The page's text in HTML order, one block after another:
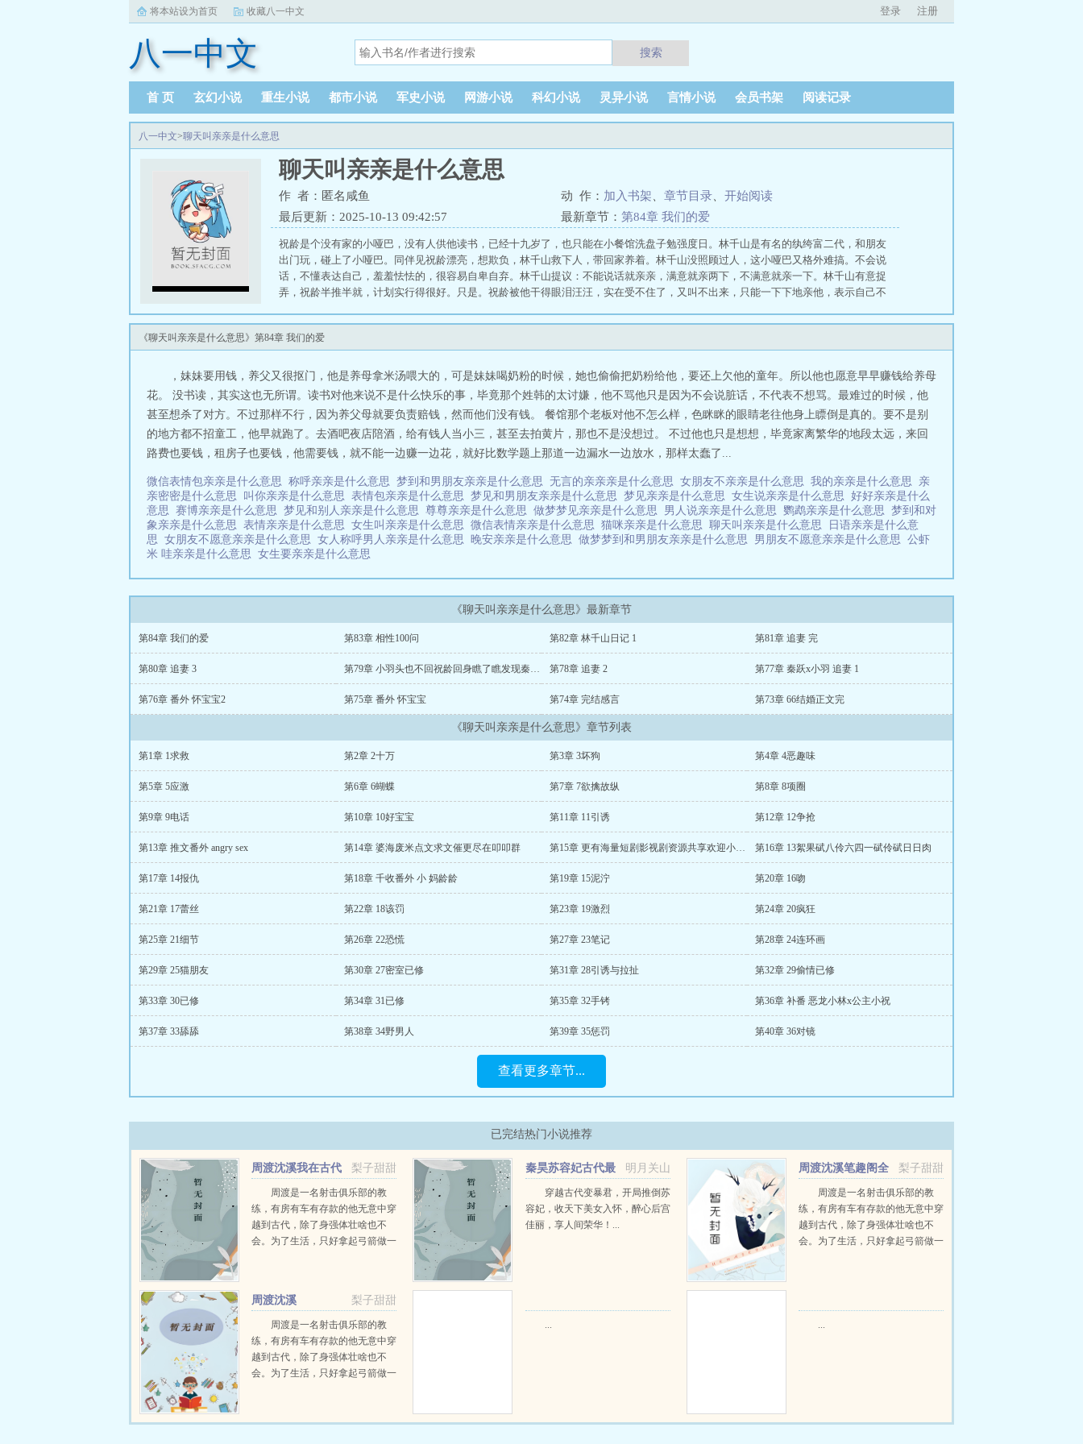
将本站设为首页 收藏八一中文 登录 注册
八一中文 搜索
首 页 玄幻小说 重生小说 都市小说 军史小说 网游小说 科幻小说 灵异小说 言情小说 会员书架 阅读记录
八一中文>聊天叫亲亲是什么意思
聊天叫亲亲是什么意思
作 者：匿名咸鱼 动 作： 加入书架 章节目录
开始阅读
最后更新：2025-10-13 09:42:57
最新章节： 第84章 我们的爱
祝龄是个没有家的小哑巴，没有人供他读书，已经十九岁了，也只能在小餐馆洗盘子勉强度日。林千山是有名的纨绔富二代，和朋友
出门玩，碰上了小哑巴。同伴见祝龄漂亮，想欺负，林千山救下人，带回家养着。林千山没照顾过人，这小哑巴又格外难搞。不会说
话，不懂表达自己，羞羞怯怯的，很容易自卑自弃。林千山提议：不能说话就亲亲，满意就亲两下，不满意就亲一下。林千山有意捉
弄，祝龄半推半就，计划实行得很好。只是。祝龄被他干得眼泪汪汪，实在受不住了，又叫不出来，只能一下下地亲他，表示自己不
双性，长得很漂亮，前期怯懦，后期会被攻养得很自信。＊双向救赎，一起成长，过程难免酸涩，整体温暖治愈。攻在床上有点s，接
受不了的快跑，快跑！ 亲亲是什么意思
《聊天叫亲亲是什么意思》第84章 我们的爱
，妹妹要用钱，养父又很抠门，他是养母拿米汤喂大的，可是妹妹喝奶粉的时候，她也偷偷把奶粉给他，要还上欠他的童年。所以他也愿意早早赚钱给养母
花。 没书读，其实这也无所谓。读书对他来说不是什么快乐的事，毕竟那个姓韩的太讨嫌，他不骂他只是因为不会说脏话，不代表不想骂。最难过的时候，他
甚至想杀了对方。不过那样不行，因为养父母就要负责赔钱，然而他们没有钱。 餐馆那个老板对他不怎么样，色眯眯的眼睛老往他身上瞟倒是真的。要不是别
的地方都不招童工，他早就跑了。去酒吧夜店陪酒，给有钱人当小三，甚至去拍黄片，那也不是没想过。 不过他也只是想想，毕竟家离繁华的地段太远，来回
路费也要钱，租房子也要钱，他需要钱，就不能一边赚一边花，就好比数学题上那道一边漏水一边放水，那样太蠢了...
微信表情包亲亲是什么意思 称呼亲亲是什么意思 梦到和男朋友亲亲是什么意思 无言的亲亲亲是什么意思 女朋友不亲亲是什么意思 我的亲亲是什么意思 亲
亲密密是什么意思
叫你亲亲是什么意思 表情包亲亲是什么意思 梦见和男朋友亲亲是什么意思 梦见亲亲是什么意思 女生说亲亲是什么意思 好好亲亲是什么
意思 赛博亲亲是什么意思 梦见和别人亲亲是什么意思 尊尊亲亲是什么意思 做梦梦见亲亲是什么意思 男人说亲亲是什么意思 鹦鹉亲亲是什么意思 梦到和对
象亲亲是什么意思 表情亲亲是什么意思 女生叫亲亲是什么意思 微信表情亲亲是什么意思 猫咪亲亲是什么意思 聊天叫亲亲是什么意思
日语亲亲是什么意
思 女朋友不愿意亲亲是什么意思 女人称呼男人亲亲是什么意思 晚安亲亲是什么意思 做梦梦到和男朋友亲亲是什么意思 男朋友不愿意亲亲是什么意思 公虾
米 哇亲亲是什么意思 女生要亲亲是什么意思
《聊天叫亲亲是什么意思》最新章节
第84章 我们的爱 第83章 相性100问 第82章 林千山日记 1 第81章 追妻 完
第80章 追妻 3 第79章 小羽头也不回祝龄回身瞧了瞧发现秦跃还站在原地发呆不知道在想什么 第78章 追妻 2 第77章 秦跃x小羽 追妻 1
第76章 番外 怀宝宝2 第75章 番外 怀宝宝 第74章 完结感言 第73章 66结婚正文完
《聊天叫亲亲是什么意思》章节列表
第1章 1求救 第2章 2十万 第3章 3坏狗 第4章 4恶趣味
第5章 5应激 第6章 6蝴蝶 第7章 7欲擒故纵 第8章 8项圈
第9章 9电话 第10章 10好宝宝 第11章 11引诱 第12章 12争抢
第13章 推文番外 angry sex 第14章 婆海废米点文求文催更尽在叩叩群 第15章 更有海量短剧影视剧资源共享欢迎小伙伴加入 第16章 13絮果碔八伶六四一碔伶碔日日肉
第17章 14报仇 第18章 千收番外 小 妈龄龄 第19章 15泥泞 第20章 16吻
第21章 17蕾丝 第22章 18该罚 第23章 19激烈 第24章 20疯狂
第25章 21细节 第26章 22恐慌 第27章 23笔记 第28章 24连环画
第29章 25猫朋友 第30章 27密室已修 第31章 28引诱与拉扯 第32章 29偷情已修
第33章 30已修 第34章 31已修 第35章 32手铐 第36章 补番 恶龙小林x公主小祝
第37章 33舔舔 第38章 34野男人 第39章 35惩罚 第40章 36对镜
查看更多章节...
已完结热门小说推荐
梨子甜甜
周渡沈溪我在古代
当猎户小说免费在线阅读
周渡是一名射击俱乐部的教
练，有房有车有存款的他无意中穿
越到古代，除了身强体壮啥也不
会。为了生活，只好拿起弓箭做一
渡看着山下的寥寥炊烟，以及那...
明月关山
秦昊苏容妃古代最
强昏君最新章节在线阅读
穿越古代变暴君，开局推倒苏
容妃，收天下美女入怀，醉心后宫
佳丽，享人间荣华！...
梨子甜甜
周渡沈溪笔趣阁全
文免费阅读
周渡是一名射击俱乐部的教
练，有房有车有存款的他无意中穿
越到古代，除了身强体壮啥也不
会。为了生活，只好拿起弓箭做一
梨子甜甜
周渡沈溪
周渡是一名射击俱乐部的教
练，有房有车有存款的他无意中穿
越到古代，除了身强体壮啥也不
会。为了生活，只好拿起弓箭做一
只野兔，不会做（失望）第三天周
... ...